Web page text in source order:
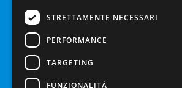
Supporter Sponsor
STRETTAMENTE NECESSARI
PERFORMANCE
TARGETING
FUNZIONALITÀ